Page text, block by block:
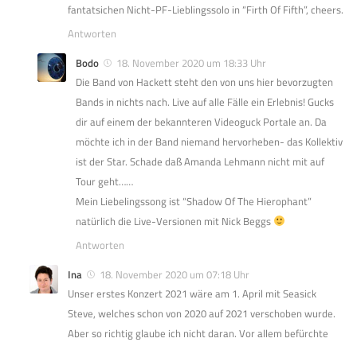
fantatsichen Nicht-PF-Lieblingssolo in “Firth Of Fifth”, cheers.
Antworten
Bodo
18. November 2020 um 18:33 Uhr
Die Band von Hackett steht den von uns hier bevorzugten
Bands in nichts nach. Live auf alle Fälle ein Erlebnis! Gucks
dir auf einem der bekannteren Videoguck Portale an. Da
möchte ich in der Band niemand hervorheben- das Kollektiv
ist der Star. Schade daß Amanda Lehmann nicht mit auf
Tour geht……
Mein Liebelingssong ist “Shadow Of The Hierophant”
natürlich die Live-Versionen mit Nick Beggs
Antworten
Ina
18. November 2020 um 07:18 Uhr
Unser erstes Konzert 2021 wäre am 1. April mit Seasick
Steve, welches schon von 2020 auf 2021 verschoben wurde.
Aber so richtig glaube ich nicht daran. Vor allem befürchte